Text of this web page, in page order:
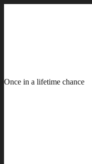
Once in a lifetime chance